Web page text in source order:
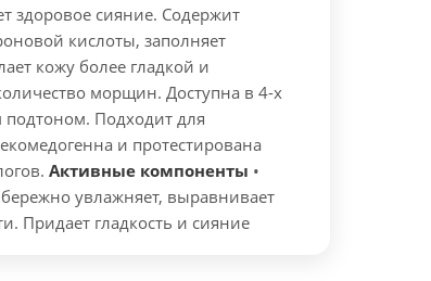
здоровое сияние. Содержит
кислоты, заполняет
кожу более гладкой и
морщин. Доступна в 4-х
подтоном. Подходит для
и протестирована
Активные компоненты •
увлажняет, выравнивает
Придает гладкость и сияние